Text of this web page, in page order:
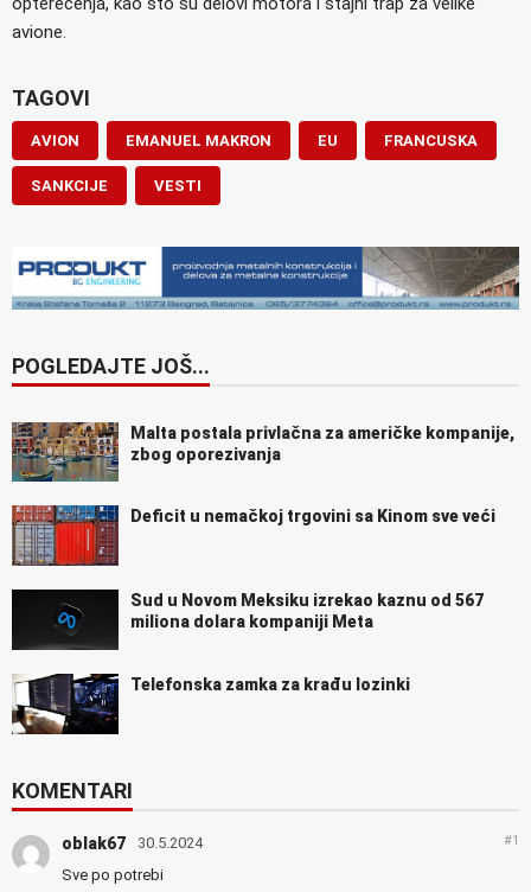
avione.
TAGOVI
AVION EMANUEL MAKRON EU FRANCUSKA
SANKCIJE VESTI
POGLEDAJTE JOŠ...
Malta postala privlačna za američke kompanije,
zbog oporezivanja
Deficit u nemačkoj trgovini sa Kinom sve veći
Sud u Novom Meksiku izrekao kaznu od 567
miliona dolara kompaniji Meta
Telefonska zamka za krađu lozinki
KOMENTARI
oblak67 30.5.2024 #1
Sve po potrebi